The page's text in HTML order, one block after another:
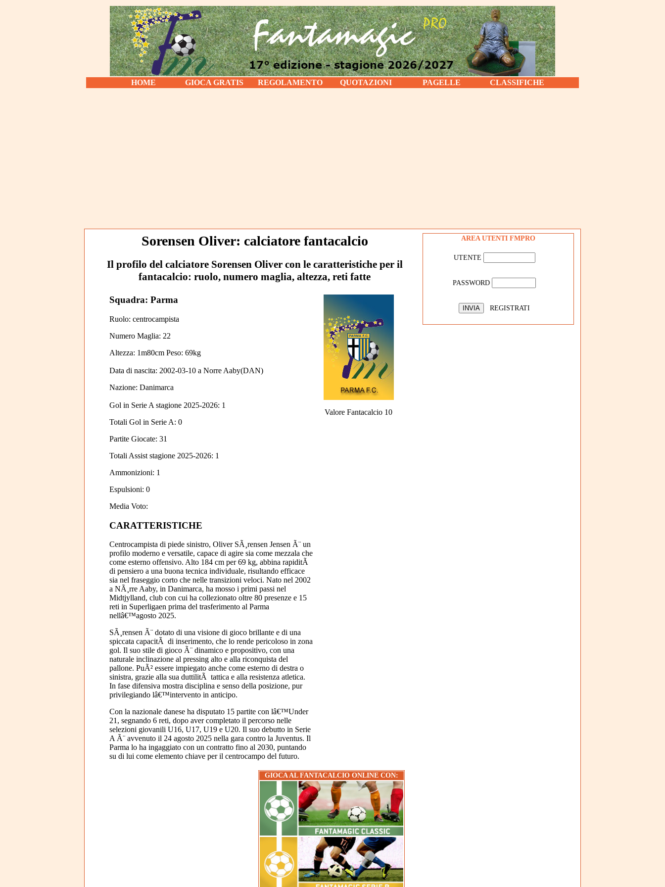
HOME GIOCA GRATIS REGOLAMENTO QUOTAZIONI PAGELLE CLASSIFICHE
Sorensen Oliver: calciatore fantacalcio
Il profilo del calciatore Sorensen Oliver con le caratteristiche per il
fantacalcio: ruolo, numero maglia, altezza, reti fatte
Squadra: Parma
Ruolo: centrocampista
Numero Maglia: 22
Altezza: 1m80cm Peso: 69kg
Data di nascita: 2002-03-10 a Norre Aaby(DAN)
Nazione: Danimarca
Gol in Serie A stagione 2025-2026: 1
Totali Gol in Serie A: 0
Partite Giocate: 31
Totali Assist stagione 2025-2026: 1
Ammonizioni: 1
Espulsioni: 0
Media Voto:
CARATTERISTICHE
Centrocampista di piede sinistro, Oliver SÃ¸rensen Jensen Ã¨ un
profilo moderno e versatile, capace di agire sia come mezzala che
come esterno offensivo. Alto 184 cm per 69 kg, abbina rapiditÃ
di pensiero a una buona tecnica individuale, risultando efficace
sia nel fraseggio corto che nelle transizioni veloci. Nato nel 2002
a NÃ¸rre Aaby, in Danimarca, ha mosso i primi passi nel
Midtjylland, club con cui ha collezionato oltre 80 presenze e 15
reti in Superligaen prima del trasferimento al Parma
nellâ€™agosto 2025.
SÃ¸rensen Ã¨ dotato di una visione di gioco brillante e di una
spiccata capacitÃ di inserimento, che lo rende pericoloso in zona
gol. Il suo stile di gioco Ã¨ dinamico e propositivo, con una
naturale inclinazione al pressing alto e alla riconquista del
pallone. PuÃ² essere impiegato anche come esterno di destra o
sinistra, grazie alla sua duttilitÃ tattica e alla resistenza atletica.
In fase difensiva mostra disciplina e senso della posizione, pur
privilegiando lâ€™intervento in anticipo.
Con la nazionale danese ha disputato 15 partite con lâ€™Under
21, segnando 6 reti, dopo aver completato il percorso nelle
selezioni giovanili U16, U17, U19 e U20. Il suo debutto in Serie
A Ã¨ avvenuto il 24 agosto 2025 nella gara contro la Juventus. Il
Parma lo ha ingaggiato con un contratto fino al 2030, puntando
su di lui come elemento chiave per il centrocampo del futuro.
Valore Fantacalcio 10
AREA UTENTI FMPRO
UTENTE
PASSWORD
REGISTRATI
GIOCA AL FANTACALCIO ONLINE CON: